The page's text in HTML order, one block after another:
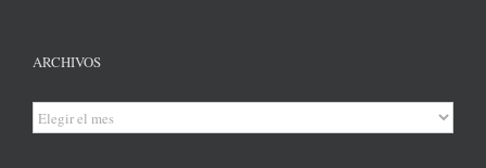
ARCHIVOS
Archivos